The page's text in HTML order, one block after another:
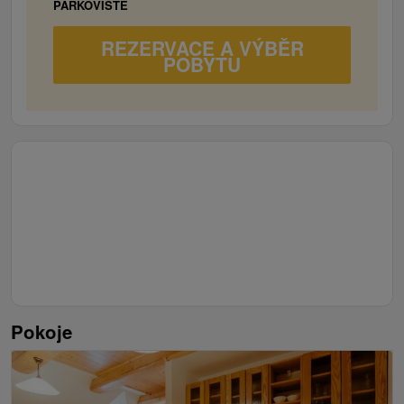
PARKOVIŠTĚ
REZERVACE A VÝBĚR
POBYTU
Pokoje